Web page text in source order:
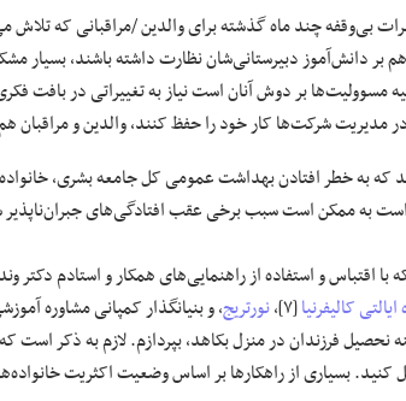
بی‌وقفه چند ماه گذشته برای والدین /مراقبانی که تلاش
دانش‌آموز دبیرستانی‌شان نظارت داشته باشند، بسیار
اکنون کلیه مسوولیت‌ها بر دوش آنان است نیاز به تغییراتی
مدیریت شرکت‌ها کار خود را حفظ کنند، والدین و مراقبان
که به خطر افتادن بهداشت عمومی‌ کل جامعه بشری،
است به ممکن است سبب برخی عقب افتادگی‌های
کالیفرنیا[۷]، نورتریج
نحصیل فرزندان در منزل بکاهد، بپردازم. لازم به ذکر
کنید. بسیاری از راهکارها بر اساس وضعیت اکثریت